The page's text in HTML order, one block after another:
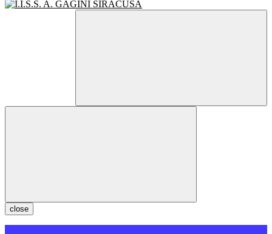
close